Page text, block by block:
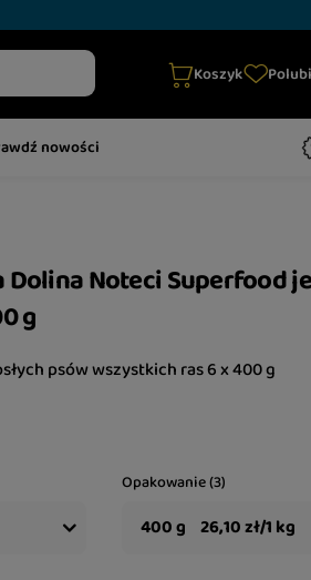
Koszyk
nowości
Noteci Superfood
g
psów wszystkich ras 6 x 400 g
Opakowanie (3)
400 g 26,10 zł/1 kg